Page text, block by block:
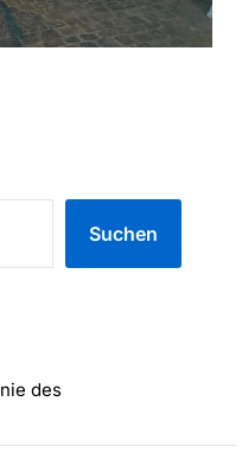
Suchen
des